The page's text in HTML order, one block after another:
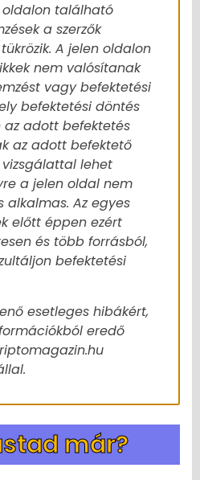
található
a szerzők
A jelen oldalon
nem valósítanak
vagy befektetési
befektetési döntés
adott befektetés
az adott befektető
lehet
a jelen oldal nem
alkalmas. Az egyes
előtt éppen ezért
és több forrásból,
befektetési
esetleges hibákért,
eredő
már?